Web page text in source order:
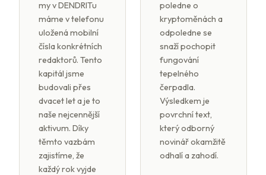
my v DENDRITu
máme v telefonu
uložená mobilní
čísla konkrétních
redaktorů. Tento
kapitál jsme
budovali přes
dvacet let a je to
naše nejcennější
aktivum. Díky
těmto vazbám
zajistíme, že
každý rok vyjde
poledne o
kryptoměnách a
odpoledne se
snaží pochopit
fungování
tepelného
čerpadla.
Výsledkem je
povrchní text,
který odborný
novinář okamžitě
odhalí a zahodí.